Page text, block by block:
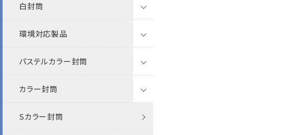
その他
レーザー
インクジェット
洋東京3号封筒
洋特1封筒
ミニ封筒
白封筒
透けない
ケント
パステル
ホワイト
環境対応製品
FSC森林認証
封筒
ホワイトケントCoC
名刺
循環型RC100・RC100
封筒
RC40
パステルカラー封筒
長3
長3窓
カラー封筒
長3
Sカラー封筒